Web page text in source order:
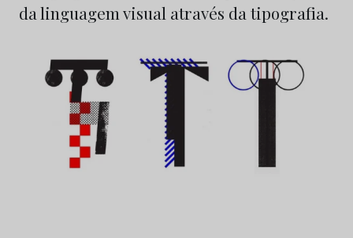
da linguagem visual através da tipografia.